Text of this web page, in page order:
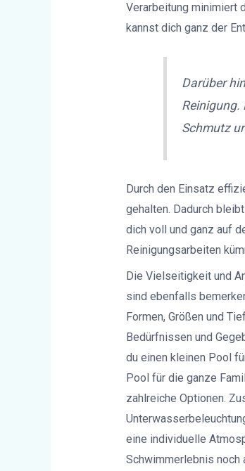
Verarbeitung minimiert
kannst dich ganz der
Darüber
Reinigung.
Schmutz
Durch den Einsatz
gehalten. Dadurch
dich voll und ganz auf
Reinigungsarbeiten
Die Vielseitigkeit und
sind ebenfalls
Formen, Größen und
Bedürfnissen und
du einen kleinen Pool
Pool für die ganze
zahlreiche Optionen.
eine individuelle
Schwimmerlebnis noch